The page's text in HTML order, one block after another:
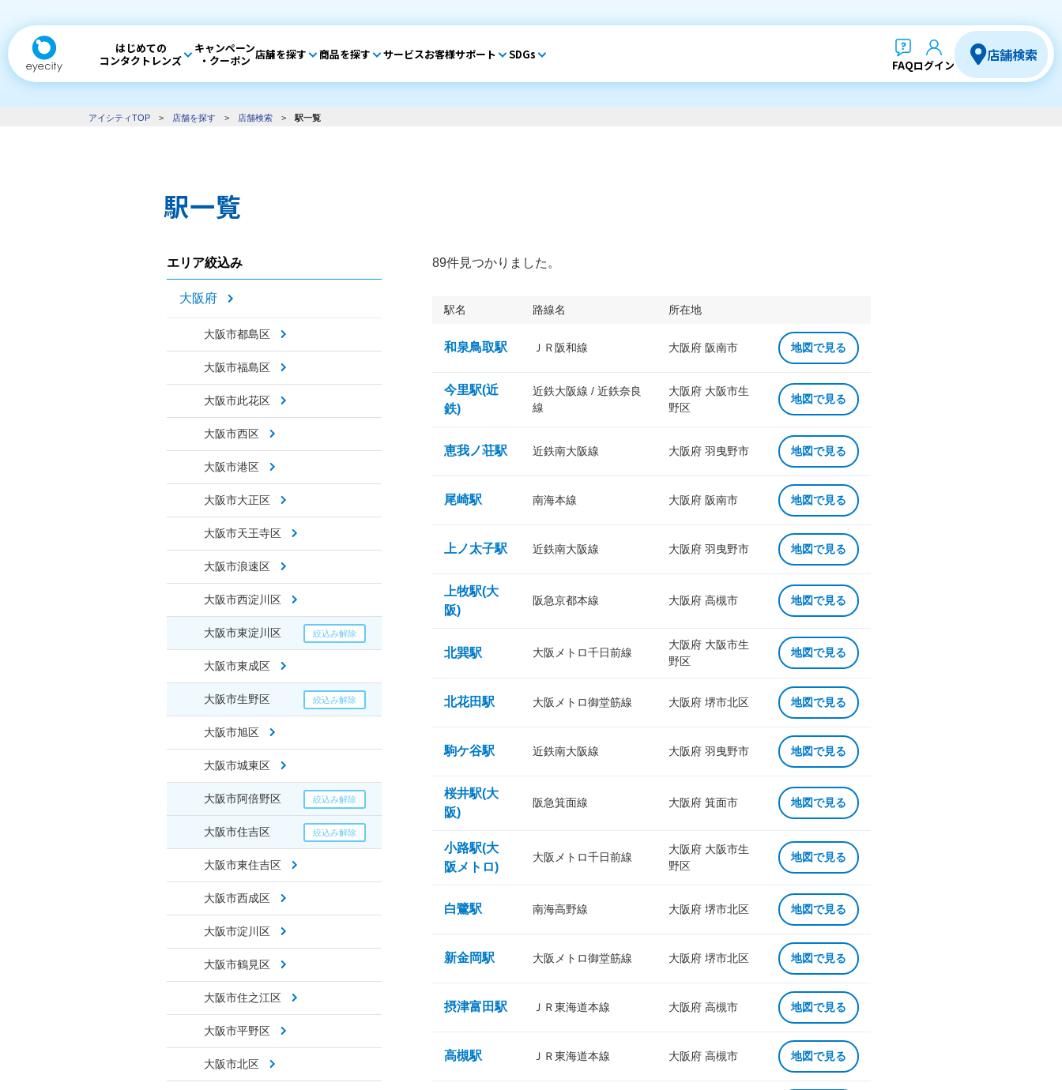
はじめての
コンタクトレンズ
キャンペーン
・クーポン 店舗を探す 商品を探す サービスお客様サポート SDGs
FAQログイン
店舗検索
アイシティTOP > 店舗を探す > 店舗検索 > 駅一覧
駅一覧
エリア絞込み
大阪府
大阪市都島区
大阪市福島区
大阪市此花区
大阪市西区
大阪市港区
大阪市大正区
大阪市天王寺区
大阪市浪速区
大阪市西淀川区
大阪市東淀川区
大阪市東成区
大阪市生野区
大阪市旭区
大阪市城東区
大阪市阿倍野区
大阪市住吉区
大阪市東住吉区
大阪市西成区
大阪市淀川区
大阪市鶴見区
大阪市住之江区
大阪市平野区
大阪市北区
89件見つかりました。
駅名 路線名 所在地
和泉鳥取駅 ＪＲ阪和線 大阪府 阪南市 地図で見る
今里駅(近
鉄)
近鉄大阪線 / 近鉄奈良
線
大阪府 大阪市生
野区
地図で見る
恵我ノ荘駅 近鉄南大阪線 大阪府 羽曳野市 地図で見る
尾崎駅 南海本線 大阪府 阪南市 地図で見る
上ノ太子駅 近鉄南大阪線 大阪府 羽曳野市 地図で見る
上牧駅(大
阪)
阪急京都本線 大阪府 高槻市 地図で見る
北巽駅 大阪メトロ千日前線
大阪府 大阪市生
野区
地図で見る
北花田駅 大阪メトロ御堂筋線 大阪府 堺市北区 地図で見る
駒ケ谷駅 近鉄南大阪線 大阪府 羽曳野市 地図で見る
桜井駅(大
阪)
阪急箕面線 大阪府 箕面市 地図で見る
小路駅(大
阪メトロ)
大阪メトロ千日前線
大阪府 大阪市生
野区
地図で見る
白鷺駅 南海高野線 大阪府 堺市北区 地図で見る
新金岡駅 大阪メトロ御堂筋線 大阪府 堺市北区 地図で見る
摂津富田駅 ＪＲ東海道本線 大阪府 高槻市 地図で見る
高槻駅 ＪＲ東海道本線 大阪府 高槻市 地図で見る